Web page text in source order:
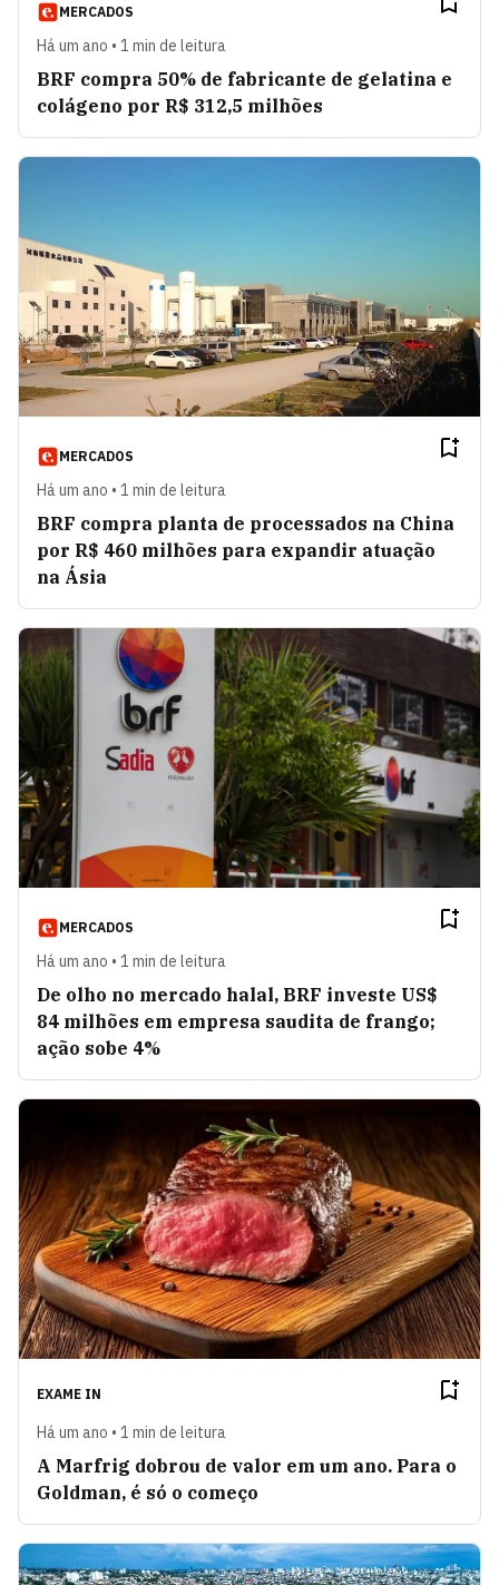
MERCADOS
Há um ano • 1 min de leitura
BRF compra 50% de fabricante de gelatina e
colágeno por R$ 312,5 milhões
MERCADOS
Há um ano • 1 min de leitura
BRF compra planta de processados na China
por R$ 460 milhões para expandir atuação
na Ásia
MERCADOS
Há um ano • 1 min de leitura
De olho no mercado halal, BRF investe US$
84 milhões em empresa saudita de frango;
ação sobe 4%
EXAME IN
Há um ano • 1 min de leitura
A Marfrig dobrou de valor em um ano. Para o
Goldman, é só o começo